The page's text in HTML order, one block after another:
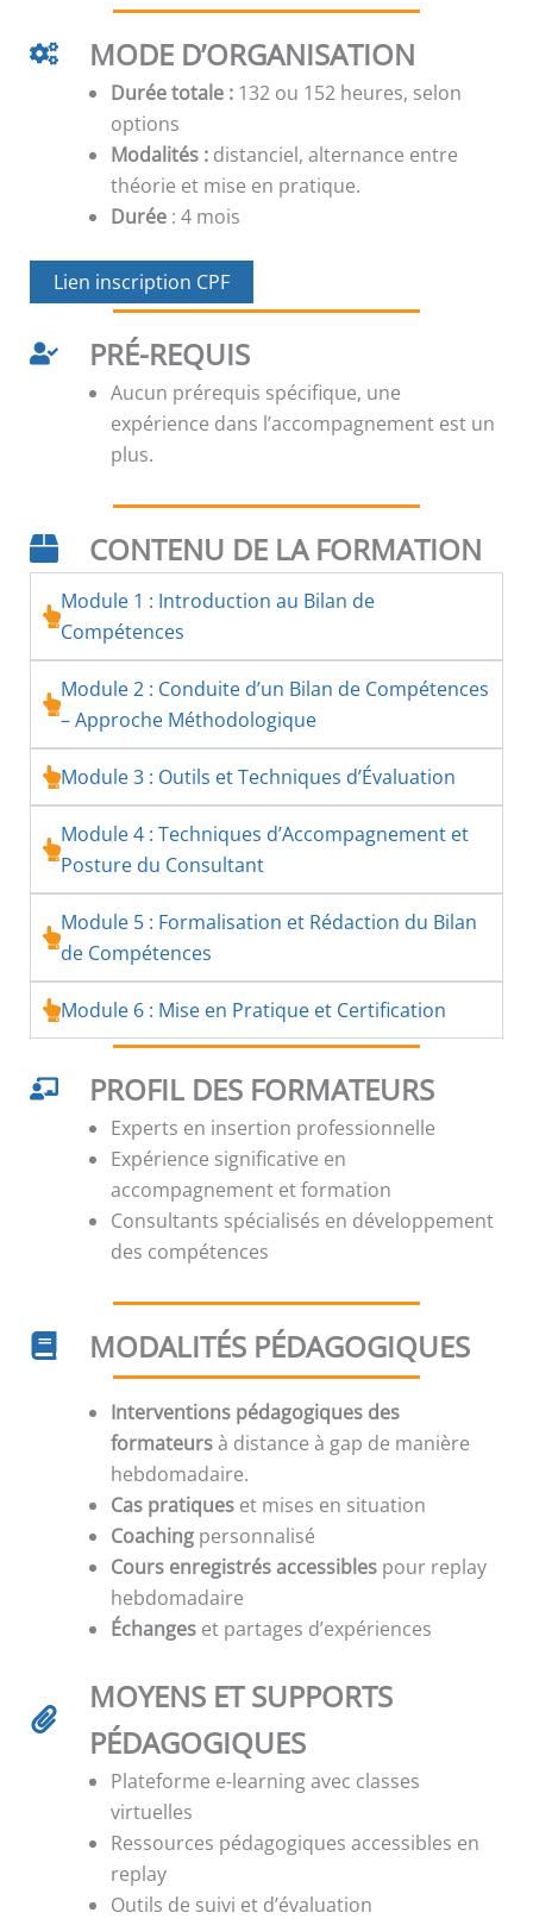
MODE D’ORGANISATION
Durée totale : 132 ou 152 heures, selon
options
Modalités : distanciel, alternance entre
théorie et mise en pratique.
Durée : 4 mois
Lien inscription CPF
PRÉ-REQUIS
Aucun prérequis spécifique, une
expérience dans l’accompagnement est un
plus.
CONTENU DE LA FORMATION
Module 1 : Introduction au Bilan de
Compétences
Module 2 : Conduite d’un Bilan de Compétences
– Approche Méthodologique
Module 3 : Outils et Techniques d’Évaluation
Module 4 : Techniques d’Accompagnement et
Posture du Consultant
Module 5 : Formalisation et Rédaction du Bilan
de Compétences
Module 6 : Mise en Pratique et Certification
PROFIL DES FORMATEURS
Experts en insertion professionnelle
Expérience significative en
accompagnement et formation
Consultants spécialisés en développement
des compétences
MODALITÉS PÉDAGOGIQUES
Interventions pédagogiques des
formateursà distance à gap de manière
hebdomadaire.
Cas pratiques et mises en situation
Coaching personnalisé
Cours enregistrés accessibles pour replay
hebdomadaire
Échanges et partages d’expériences
MOYENS ET SUPPORTS
PÉDAGOGIQUES
Plateforme e-learning avec classes
virtuelles
Ressources pédagogiques accessibles en
replay
Outils de suivi et d’évaluation